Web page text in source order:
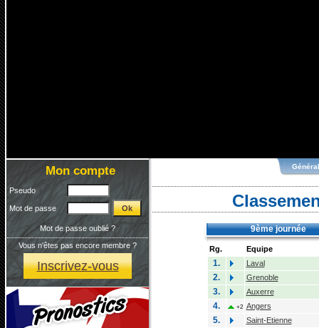
Mon compte
Pseudo
Mot de passe
Mot de passe oublié ?
Vous n'êtes pas encore membre ?
Inscrivez-vous
Général
9ème journée
Rg. Equipe
1. Laval
2. Grenoble
3. Auxerre
4. +2 Angers
5. Saint-Etienne